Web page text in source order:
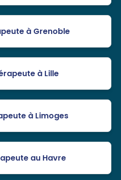
à Grenoble
à Lille
à Limoges
au Havre